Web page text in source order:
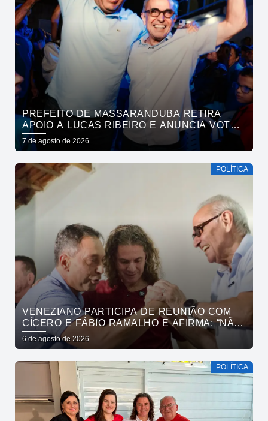
PREFEITO DE MASSARANDUBA RETIRA
APOIO A LUCAS RIBEIRO E ANUNCIA VOTO
EM CÍCERO PARA O GOVERNO
7 de agosto de 2026
POLÍTICA
VENEZIANO PARTICIPA DE REUNIÃO COM
CÍCERO E FÁBIO RAMALHO E AFIRMA: “NÃO
ESTAMOS COMPRANDO CONSCIÊNCIAS,
MAS MOSTRANDO TRABALHO
6 de agosto de 2026
POLÍTICA